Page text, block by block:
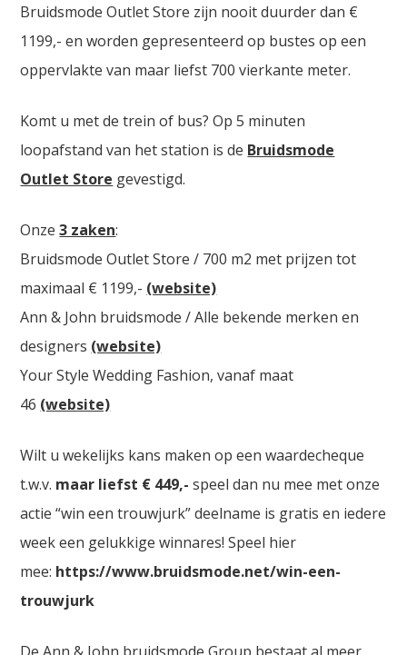
Bruidsmode Outlet Store zijn nooit duurder dan €
1199,- en worden gepresenteerd op bustes op een
oppervlakte van maar liefst 700 vierkante meter.
Komt u met de trein of bus? Op 5 minuten
loopafstand van het station is de Bruidsmode
Outlet Store gevestigd.
Onze3 zaken:
Bruidsmode Outlet Store / 700 m2 met prijzen tot
maximaal € 1199,- (website)
Ann & John bruidsmode / Alle bekende merken en
designers (website)
Your Style Wedding Fashion, vanaf maat
46 (website)
Wilt u wekelijks kans maken op een waardecheque
t.w.v. maar liefst € 449,- speel dan nu mee met onze
actie “win een trouwjurk” deelname is gratis en iedere
week een gelukkige winnares! Speel hier
mee: https://www.bruidsmode.net/win-een-
trouwjurk